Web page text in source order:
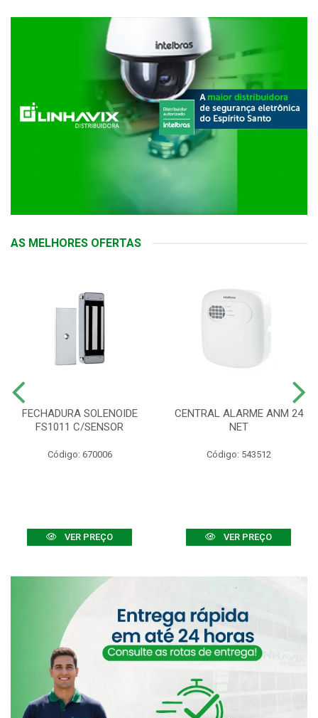
AS MELHORES OFERTAS
FECHADURA SOLENOIDE
FS1011 C/SENSOR
Código: 670006
VER PREÇO
CENTRAL ALARME ANM 24
NET
Código: 543512
VER PREÇO